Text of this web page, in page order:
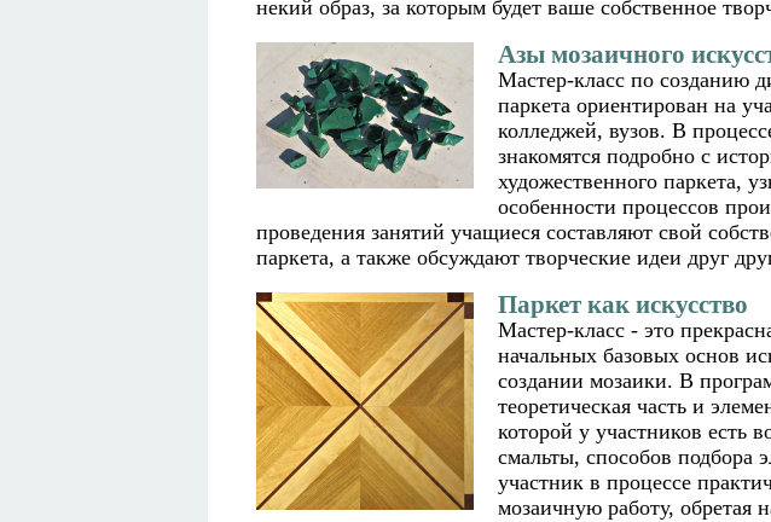
некий образ, за которым будет ваше собственное
Азы мозаичного
Мастер-класс по созданию
паркета ориентирован на
колледжей, вузов. В
знакомятся подробно с
художественного паркета,
особенности процессов
проведения занятий учащиеся составляют свой
паркета, а также обсуждают творческие идеи друг
Паркет как искусство
Мастер-класс - это
начальных базовых основ
создании мозаики. В
теоретическая часть и
которой у участников есть
смальты, способов подбора
участник в процессе
мозаичную работу, обретая